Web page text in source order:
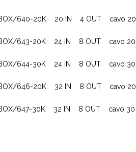
BOX/640-20K 20 IN 4 OUT cavo
BOX/643-20K 24 IN 8 OUT cavo 20
BOX/644-30K 24 IN 8 OUT cavo 30
BOX/646-20K 32 IN 8 OUT cavo
BOX/647-30K 32 IN 8 OUT cavo 30